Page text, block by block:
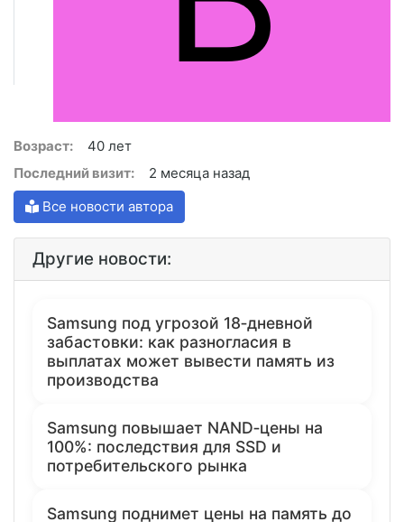
Возраст:
40 лет
Последний визит:
2 месяца назад
Все новости автора
Другие новости:
Samsung под угрозой 18‑дневной
забастовки: как разногласия в
выплатах может вывести память из
производства
Samsung повышает NAND‑цены на
100%: последствия для SSD и
потребительского рынка
Samsung поднимет цены на память до